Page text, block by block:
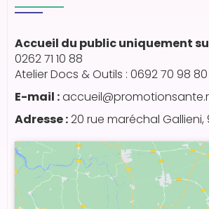
Accueil du public uniquement
0262 71 10 88
Atelier Docs & Outils : 0692 70 98 80
E-mail :
Adresse :20 rue maréchal Gallieni,